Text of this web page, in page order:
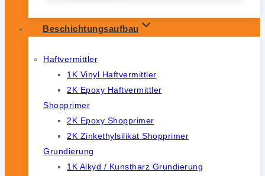
Beschichtungsaufbau
Haftvermittler
1K Vinyl Haftvermittler
2K Epoxy Haftvermittler
Shopprimer
2K Epoxy Shopprimer
2K Zinkethylsilikat Shopprimer
Grundierung
1K Alkyd / Kunstharz Grundierung